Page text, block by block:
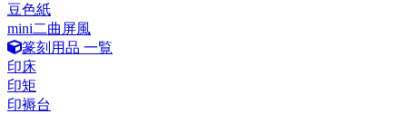
豆色紙
mini二曲屏風
篆刻用品 一覧
印床
印矩
印褥台